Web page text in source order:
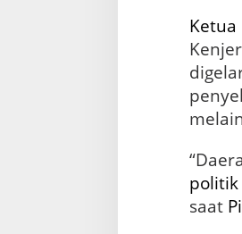
Ketua
politik
saat